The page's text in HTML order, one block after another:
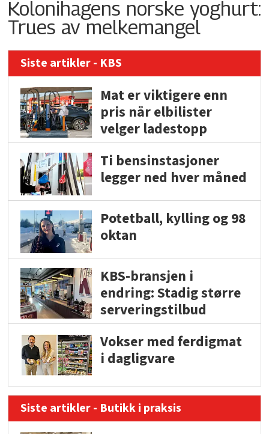
Kolonihagens norske yoghurt:
Trues av melkemangel
Siste artikler - KBS
Mat er viktigere enn
pris når elbilister
velger ladestopp
Ti bensinstasjoner
legger ned hver måned
Potetball, kylling og 98
oktan
KBS-bransjen i
endring: Stadig større
serveringstilbud
Vokser med ferdigmat
i dagligvare
Siste artikler - Butikk i praksis